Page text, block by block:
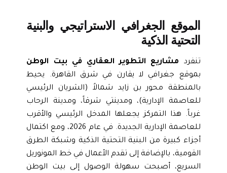
الموقع الجغرافي الاستراتيجي والبنية
التحتية الذكية
تنفردمشاريع التطوير العقاري في بيت الوطن
بموقع جغرافي لا يقارن في شرق القاهرة. يحيط
بالمنطقة محور بن زايد شمالاً (الشريان الرئيسي
للعاصمة الإدارية)، ومدينتي شرقاً، ومدينة الرحاب
غرباً. هذا التمركز يجعلها المدخل الرئيسي والأقرب
للعاصمة الإدارية الجديدة. في عام 2026، ومع اكتمال
أجزاء كبيرة من البنية التحتية الذكية وشبكة الطرق
القومية، بالإضافة إلى تقدم الأعمال في خط المونوريل
السريع، أصبحت سهولة الوصول إلى بيت الوطن